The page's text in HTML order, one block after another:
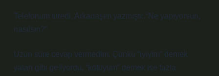
Telefonum titredi. Arkadaşım yazmıştı: “Ne yapıyorsun,
nasılsın?”
Uzun süre cevap vermedim. Çünkü “iyiyim” demek
yalan gibi geliyordu, “kötüyüm” demek ise fazla